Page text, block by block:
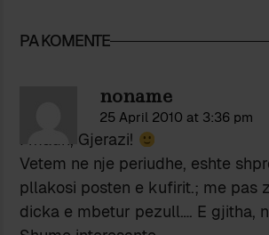
PA KOMENTE
noname
25 April 2010 at 3:36 pm
I madh, Gjerazi!
Vetem ne nje periudhe, eshte
pllakosi posten e kufirit.; me pas
dicka e mbetur pezull…. E gjitha,